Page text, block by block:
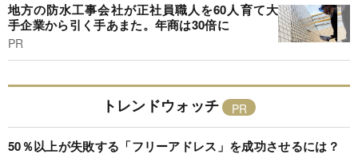
地方の防水工事会社が正社員職人を60人育て大
手企業から引く手あまた。年商は30倍に
PR
トレンドウォッチ
50％以上が失敗する「フリーアドレス」を成功させるには？